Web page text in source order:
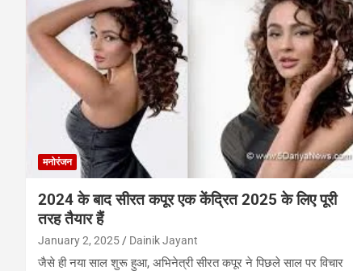
मनोरंजन
2024 के बाद सीरत कपूर एक केंद्रित 2025 के लिए पूरी
तरह तैयार हैं
January 2, 2025 Dainik Jayant
जैसे ही नया साल शुरू हुआ, अभिनेत्री सीरत कपूर ने पिछले साल पर विचार